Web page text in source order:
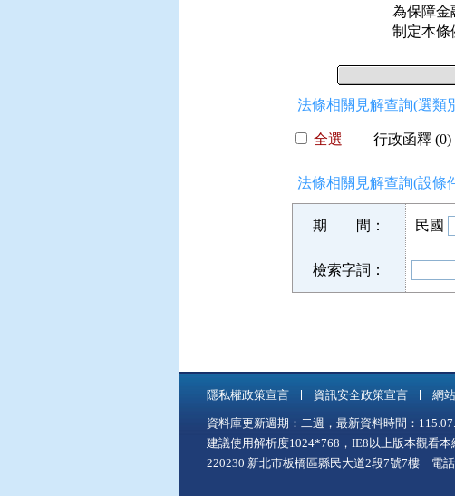
為保障金
制定本條
法條相關見解查詢(選類
全選 行政函釋 (0)
法條相關見解查詢(設條
期 間： 民國
檢索字詞：
隱私權政策宣言 資訊安全政策宣言 網
資料庫更新週期：二週，最新資料時間：
建議使用解析度1024*768，IE8以上版本觀看本
220230 新北市板橋區縣民大道2段7號7樓 電話